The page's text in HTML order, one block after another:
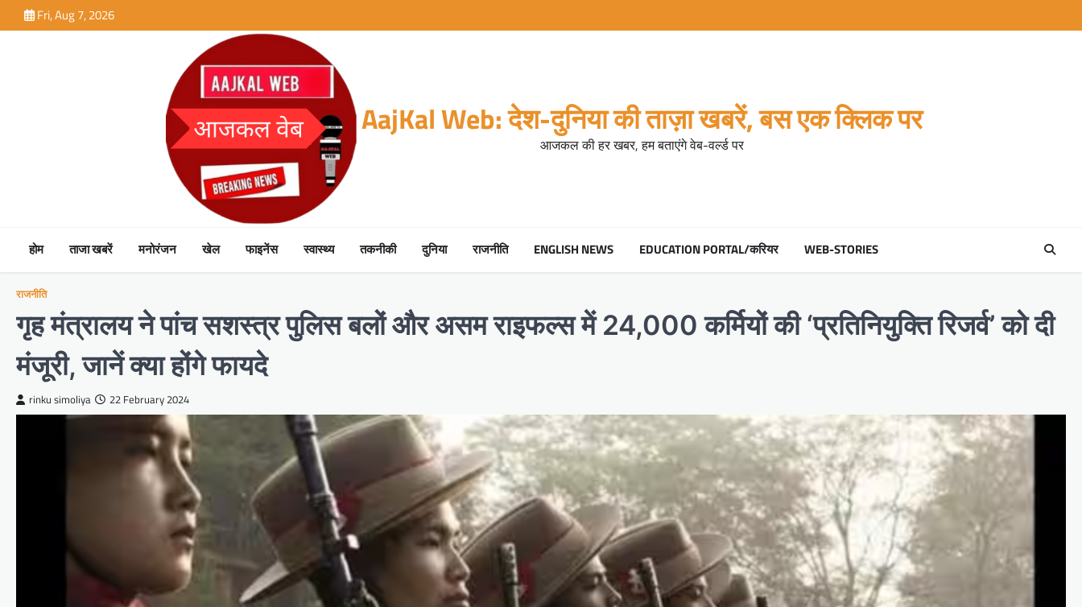
to
Fri, Aug 7, 2026
AajKal Web: देश-दुनिया की ताज़ा खबरें, बस एक क्लिक पर
आजकल की हर खबर, हम बताएंगे वेब-वर्ल्ड पर
होम ताजा खबरें मनोरंजन खेल फाइनेंस स्वास्थ्य तकनीकी दुनिया राजनीति ENGLISH NEWS EDUCATION PORTAL/करियर WEB-STORIES
राजनीति
गृह मंत्रालय ने पांच सशस्त्र पुलिस बलों और असम राइफल्स में 24,000 कर्मियों की ‘प्रतिनियुक्ति रिजर्व’ को दी
मंजूरी, जानें क्या होंगे फायदे
rinku simoliya 22 February 2024